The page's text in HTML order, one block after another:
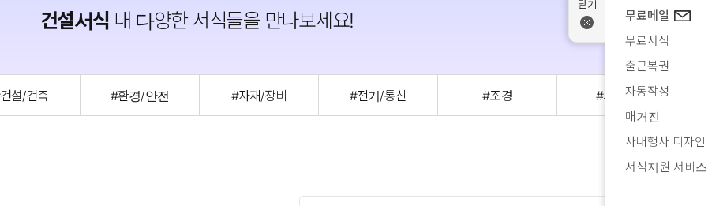
건설서식 내 다양한 서식들을 만나보세요!
설/건축 #환경/안전 #자재/장비 #전기/통신 #조경 #시방서
무료메일
무료서식
출근복권
자동작성
매거진
사내행사 디자인
서식지원 서비스